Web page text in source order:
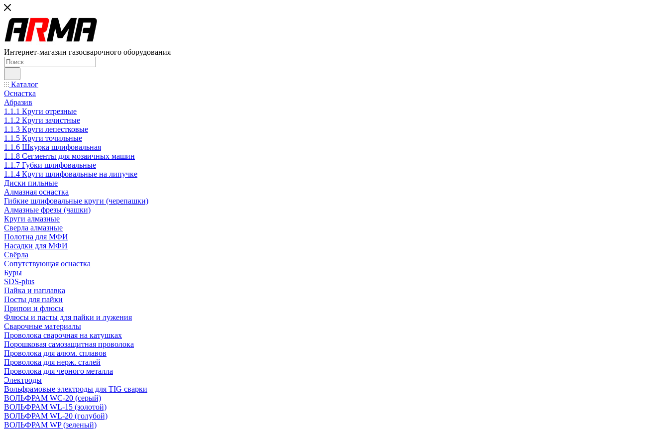
Интернет-магазин газосварочного оборудования
Каталог
Оснастка
Абразив
1.1.1 Круги отрезные
1.1.2 Круги зачистные
1.1.3 Круги лепестковые
1.1.5 Круги точильные
1.1.6 Шкурка шлифовальная
1.1.8 Сегменты для мозаичных машин
1.1.7 Губки шлифовальные
1.1.4 Круги шлифовальные на липучке
Диски пильные
Алмазная оснастка
Гибкие шлифовальные круги (черепашки)
Алмазные фрезы (чашки)
Круги алмазные
Сверла алмазные
Полотна для МФИ
Насадки для МФИ
Свёрла
Сопутствующая оснастка
Буры
SDS-plus
Пайка и наплавка
Посты для пайки
Припои и флюсы
Флюсы и пасты для пайки и лужения
Сварочные материалы
Проволока сварочная на катушках
Порошковая самозащитная проволока
Проволока для алюм. сплавов
Проволока для нерж. сталей
Проволока для черного металла
Электроды
Вольфрамовые электроды для TIG сварки
ВОЛЬФРАМ WC-20 (серый)
ВОЛЬФРАМ WL-15 (золотой)
ВОЛЬФРАМ WL-20 (голубой)
ВОЛЬФРАМ WP (зеленый)